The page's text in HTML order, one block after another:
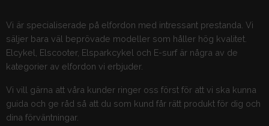
Vi är specialiserade på elfordon med intressant prestanda. Vi
säljer bara väl beprövade modeller som håller hög kvalitet.
Elcykel, Elscooter, Elsparkcykel och E-surf är några av de
kategorier av elfordon vi erbjuder.
Vi vill gärna att våra kunder ringer oss först för att vi ska kunna
guida och ge råd så att du som kund får rätt produkt för dig och
dina förväntningar.